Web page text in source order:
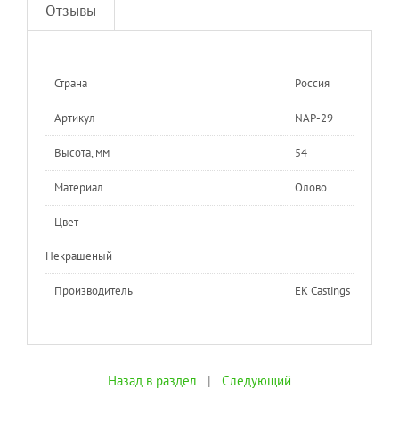
Отзывы
Страна Россия
Артикул NAP-29
Высота, мм 54
Материал Олово
Цвет
Некрашеный
Производитель EK Castings
Назад в раздел | Следующий